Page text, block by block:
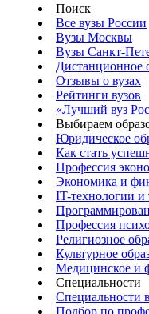
Поиск
Все вузы России
Вузы Москвы
Вузы Санкт-
Дистанционное
Отзывы о вузах
Рейтинги вузов
«Лучший вуз
Выбираем
Юридическое
Как стать
Профессия
Экономика и
IT-технологии
Профессия
Религиозное
Культурное
Медицинское и
Специальности
Специальности
Подбор по